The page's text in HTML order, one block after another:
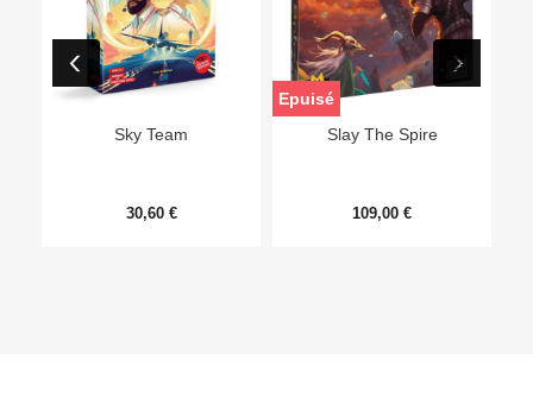
Sky Team
30,60 €
Slay The Spire
109,00 €
Epuisé